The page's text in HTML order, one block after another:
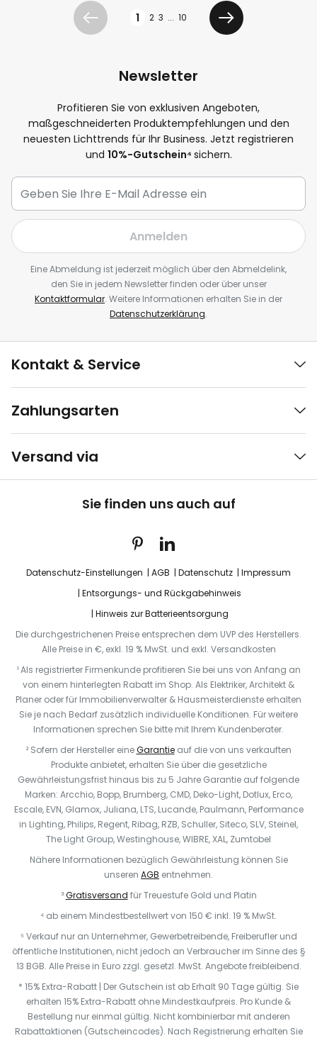
Zurück 1 2 3 ... 10
Weiter
Newsletter
Profitieren Sie von exklusiven Angeboten,
maßgeschneiderten Produktempfehlungen und den
neuesten Lichttrends für Ihr Business. Jetzt registrieren
und 10%-Gutschein⁴ sichern.
Anmelden
Eine Abmeldung ist jederzeit möglich über den Abmeldelink,
den Sie in jedem Newsletter finden oder über unser
Kontaktformular. Weitere Informationen erhalten Sie in der
Datenschutzerklärung.
Kontakt & Service
Zahlungsarten
Versand via
Sie finden uns auch auf
Datenschutz-Einstellungen AGB Datenschutz
Impressum
Entsorgungs- und Rückgabehinweis
Hinweis zur Batterieentsorgung
Die durchgestrichenen Preise entsprechen dem UVP des Herstellers.
Alle Preise in €, exkl. 19 % MwSt. und exkl. Versandkosten
¹ Als registrierter Firmenkunde profitieren Sie bei uns von Anfang an
von einem hinterlegten Rabatt im Shop. Als Elektriker, Architekt &
Planer oder für Immobilienverwalter & Hausmeisterdienste erhalten
Sie je nach Bedarf zusätzlich individuelle Konditionen. Für weitere
Informationen sprechen Sie bitte mit Ihrem Kundenberater.
² Sofern der Hersteller eineGarantieauf die von uns verkauften
Produkte anbietet, erhalten Sie über die gesetzliche
Gewährleistungsfrist hinaus bis zu 5 Jahre Garantie auf folgende
Marken: Arcchio, Bopp, Brumberg, CMD, Deko-Light, Dotlux, Erco,
Escale, EVN, Glamox, Juliana, LTS, Lucande, Paulmann, Performance
in Lighting, Philips, Regent, Ribag, RZB, Schuller, Siteco, SLV, Steinel,
The Light Group, Westinghouse, WIBRE, XAL, Zumtobel
Nähere Informationen bezüglich Gewährleistung können Sie
unseren AGB entnehmen.
³Gratisversand für Treuestufe Gold und Platin
⁴ ab einem Mindestbestellwert von 150 € inkl. 19 % MwSt.
⁵ Verkauf nur an Unternehmer, Gewerbetreibende, Freiberufler und
öffentliche Institutionen, nicht jedoch an Verbraucher im Sinne des §
13 BGB. Alle Preise in Euro zzgl. gesetzl. MwSt. Angebote freibleibend.
* 15% Extra-Rabatt | Der Gutschein ist ab Erhalt 90 Tage gültig. Sie
erhalten 15% Extra-Rabatt ohne Mindestkaufpreis. Pro Kunde &
Bestellung nur einmal gültig. Nicht kombinierbar mit anderen
Rabattaktionen (Gutscheincodes). Nach Registrierung erhalten Sie